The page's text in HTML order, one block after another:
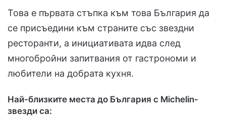
Това е първата стъпка към това България да
се присъедини към страните със звездни
ресторанти, а инициативата идва след
многобройни запитвания от гастрономи и
любители на добрата кухня.
Най-близките места до България с Michelin-
звезди са: